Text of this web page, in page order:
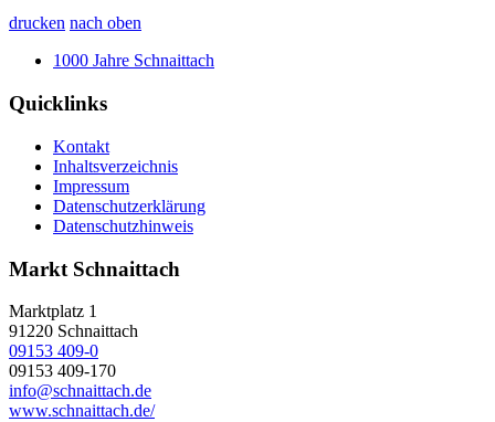
drucken nach oben
1000 Jahre Schnaittach
Quicklinks
Kontakt
Inhaltsverzeichnis
Impressum
Datenschutzerklärung
Datenschutzhinweis
Markt Schnaittach
Marktplatz 1
91220 Schnaittach
09153 409-0
09153 409-170
info@schnaittach.de
www.schnaittach.de/